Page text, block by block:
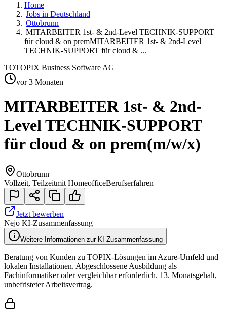
Home
|Jobs in Deutschland
|Ottobrunn
|MITARBEITER 1st- & 2nd-Level TECHNIK-SUPPORT
für cloud & on premMITARBEITER 1st- & 2nd-Level
TECHNIK-SUPPORT für cloud & ...
TOTOPIX Business Software AG
vor 3 Monaten
MITARBEITER 1st- & 2nd-
Level TECHNIK-SUPPORT
für cloud & on prem(m/w/x)
Ottobrunn
Vollzeit, Teilzeitmit HomeofficeBerufserfahren
Jetzt bewerben
Nejo KI-Zusammenfassung
Weitere Informationen zur KI-Zusammenfassung
Beratung von Kunden zu TOPIX-Lösungen im Azure-Umfeld und
lokalen Installationen. Abgeschlossene Ausbildung als
Fachinformatiker oder vergleichbar erforderlich. 13. Monatsgehalt,
unbefristeter Arbeitsvertrag.